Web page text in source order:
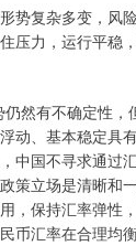
复杂多变，风
压力，运行平稳
然有不确定性，
动、基本稳定具
中国不寻求通过
策立场是清晰和
，保持汇率弹性
币汇率在合理均